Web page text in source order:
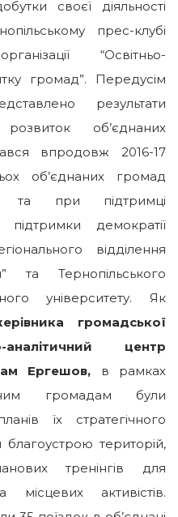
своєї діяльності
прес-клубі
“Освітньо-
громад”. Передусім
результати
об’єднаних
впродовж 2016-17
об’єднаних громад
та при підтримці
демократії
відділення
та Тернопільського
університету. Як
громадської
аналітичний центр
Ергешов, в рамках
громадам були
їх стратегічного
благоустрою територій,
тренінгів для
активістів.